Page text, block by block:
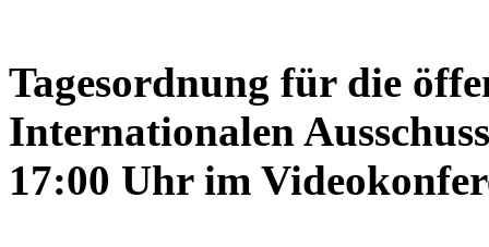
Tagesordnung für die
Internationalen
17:00 Uhr im